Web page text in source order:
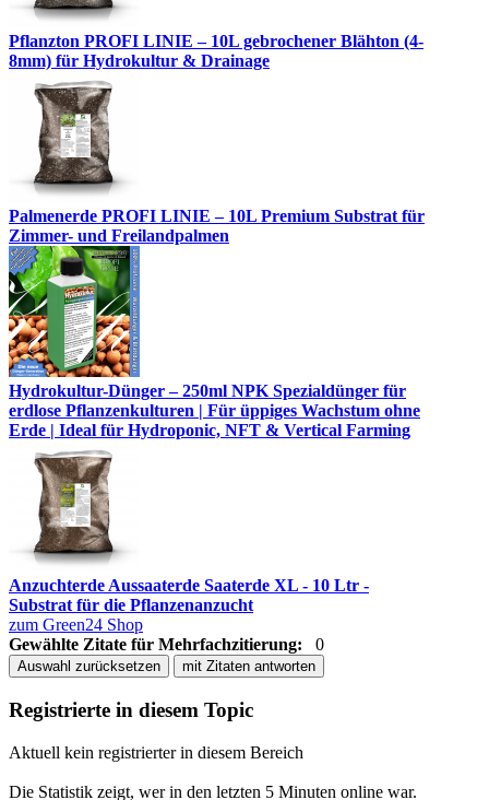
Pflanzton PROFI LINIE – 10L gebrochener Blähton (4-
8mm) für Hydrokultur & Drainage
Palmenerde PROFI LINIE – 10L Premium Substrat für
Zimmer- und Freilandpalmen
Hydrokultur-Dünger – 250ml NPK Spezialdünger für
erdlose Pflanzenkulturen | Für üppiges Wachstum ohne
Erde | Ideal für Hydroponic, NFT & Vertical Farming
Anzuchterde Aussaaterde Saaterde XL - 10 Ltr -
Substrat für die Pflanzenanzucht
zum Green24 Shop
Gewählte Zitate für Mehrfachzitierung:
0
Auswahl zurücksetzen mit Zitaten antworten
Registrierte in diesem Topic
Aktuell kein registrierter in diesem Bereich
Die Statistik zeigt, wer in den letzten 5 Minuten online war.